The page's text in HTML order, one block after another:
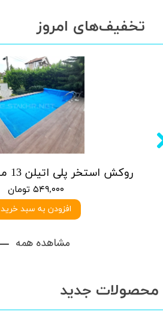
روکش استخر پلی اتیلن 13 میلیمتر حبابدار
۵۴۹,۰۰۰ تومان
افزودن به سبد خرید
تخفیف‌های امروز
مشاهده همه
محصولات جدید